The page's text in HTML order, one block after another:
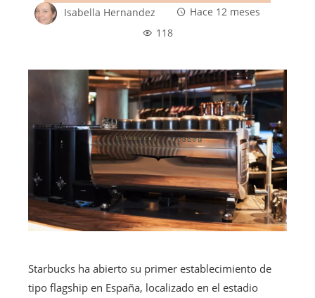
Isabella Hernandez
Hace 12 meses
118
Starbucks ha abierto su primer establecimiento de
tipo flagship en España, localizado en el estadio